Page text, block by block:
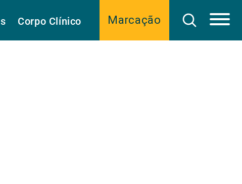
Marcação
Corpo Clínico